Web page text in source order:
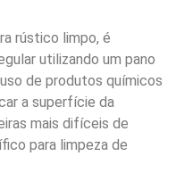
rústico limpo, é
utilizando um pano
de produtos químicos
a superfície da
mais difíceis de
para limpeza de